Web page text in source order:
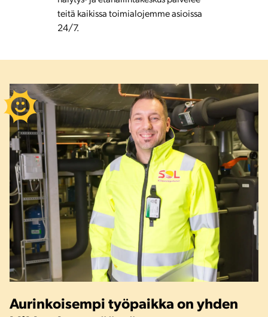
teitä kaikissa toimialojemme asioissa
24/7.
Aurinkoisempi työpaikka on yhden